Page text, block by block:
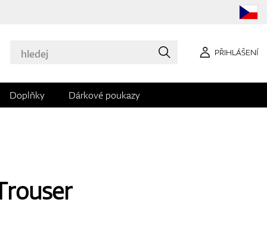
PŘIHLÁŠENÍ
Doplňky Dárkové poukazy